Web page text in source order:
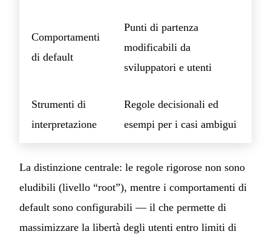
Comportamenti
di default
Punti di partenza
modificabili da
sviluppatori e utenti
Strumenti di
interpretazione
Regole decisionali ed
esempi per i casi ambigui
La distinzione centrale: le regole rigorose non sono
eludibili (livello “root”), mentre i comportamenti di
default sono configurabili — il che permette di
massimizzare la libertà degli utenti entro limiti di